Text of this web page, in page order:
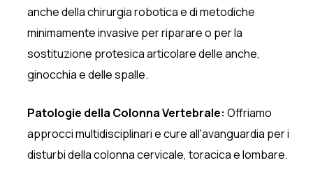
anche della chirurgia robotica e di metodiche
minimamente invasive per riparare o per la
sostituzione protesica articolare delle anche,
ginocchia e delle spalle.
Patologie della Colonna Vertebrale: Offriamo
approcci multidisciplinari e cure all'avanguardia per i
disturbi della colonna cervicale, toracica e lombare.